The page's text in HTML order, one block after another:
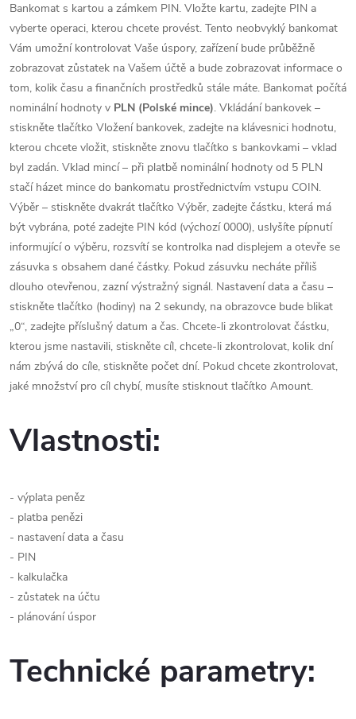
Bankomat s kartou a zámkem PIN. Vložte kartu, zadejte PIN a
vyberte operaci, kterou chcete provést. Tento neobvyklý bankomat
Vám umožní kontrolovat Vaše úspory, zařízení bude průběžně
zobrazovat zůstatek na Vašem účtě a bude zobrazovat informace o
tom, kolik času a finančních prostředků stále máte. Bankomat počítá
nominální hodnoty v PLN (Polské mince). Vkládání bankovek –
stiskněte tlačítko Vložení bankovek, zadejte na klávesnici hodnotu,
kterou chcete vložit, stiskněte znovu tlačítko s bankovkami – vklad
byl zadán. Vklad mincí – při platbě nominální hodnoty od 5 PLN
stačí házet mince do bankomatu prostřednictvím vstupu COIN.
Výběr – stiskněte dvakrát tlačítko Výběr, zadejte částku, která má
být vybrána, poté zadejte PIN kód (výchozí 0000), uslyšíte pípnutí
informující o výběru, rozsvítí se kontrolka nad displejem a otevře se
zásuvka s obsahem dané částky. Pokud zásuvku necháte příliš
dlouho otevřenou, zazní výstražný signál. Nastavení data a času –
stiskněte tlačítko (hodiny) na 2 sekundy, na obrazovce bude blikat
„0“, zadejte příslušný datum a čas. Chcete-li zkontrolovat částku,
kterou jsme nastavili, stiskněte cíl, chcete-li zkontrolovat, kolik dní
nám zbývá do cíle, stiskněte počet dní. Pokud chcete zkontrolovat,
jaké množství pro cíl chybí, musíte stisknout tlačítko Amount.
Vlastnosti:
- výplata peněz
- platba penězi
- nastavení data a času
- PIN
- kalkulačka
- zůstatek na účtu
- plánování úspor
Technické parametry: